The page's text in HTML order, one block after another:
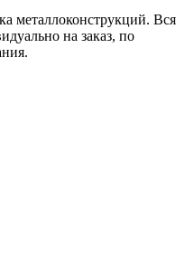
металлоконструкций. Вся
на заказ, по